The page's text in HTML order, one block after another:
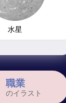
職業
のイラスト
水星